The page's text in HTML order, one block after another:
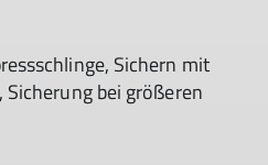
Sichern mit
bei größeren